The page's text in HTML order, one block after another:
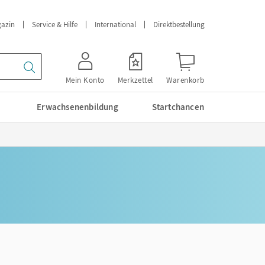
Service & Hilfe International Direktbestellung
Mein Konto Merkzettel Warenkorb
Erwachsenenbildung Startchancen